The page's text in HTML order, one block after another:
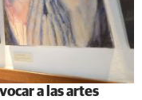
a las artes